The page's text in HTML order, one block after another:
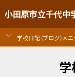
小田原市立千代中
学校日記（ブログ）メニ
学